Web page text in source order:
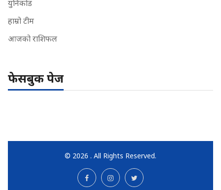
युनिकोड
हाम्रो टीम
आजको राशिफल
फेसबुक पेज
© 2026 . All Rights Reserved.